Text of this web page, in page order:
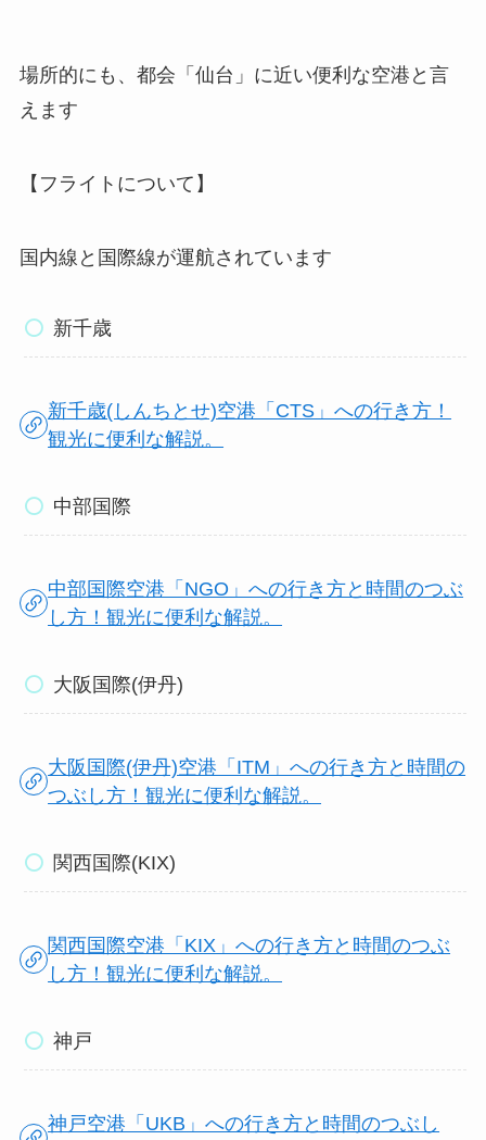
場所的にも、都会「仙台」に近い便利な空港と言
えます
【フライトについて】
国内線と国際線が運航されています
新千歳
新千歳(しんちとせ)空港「CTS」への行き方！
観光に便利な解説。
中部国際
中部国際空港「NGO」への行き方と時間のつぶ
し方！観光に便利な解説。
大阪国際(伊丹)
大阪国際(伊丹)空港「ITM」への行き方と時間の
つぶし方！観光に便利な解説。
関西国際(KIX)
関西国際空港「KIX」への行き方と時間のつぶ
し方！観光に便利な解説。
神戸
神戸空港「UKB」への行き方と時間のつぶし